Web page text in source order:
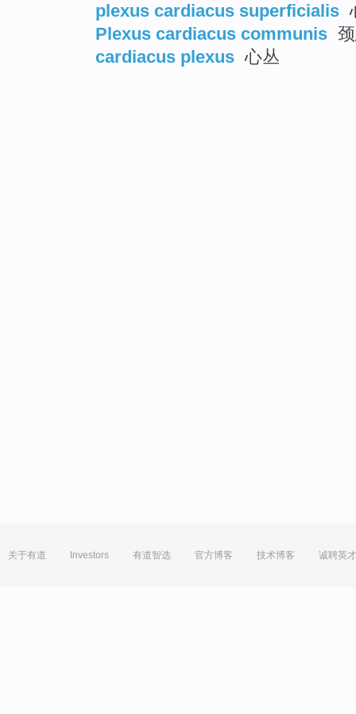
plexus cardiacus superficialis
Plexus cardiacus communis
cardiacus plexus 心丛
关于有道 Investors 有道智选 官方博客 技术博客 诚聘英才